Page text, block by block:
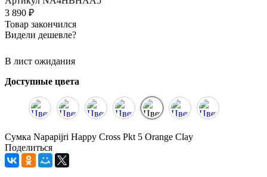
3 890 ₽
Товар закончился
Видели дешевле?
В лист ожидания
Доступные цвета
Сумка Napapijri Happy Cross Pkt 5 Orange Clay
Поделиться